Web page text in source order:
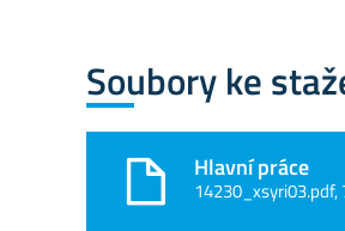
Soubory ke
Hlavní práce
14230_xsyri03.pdf,